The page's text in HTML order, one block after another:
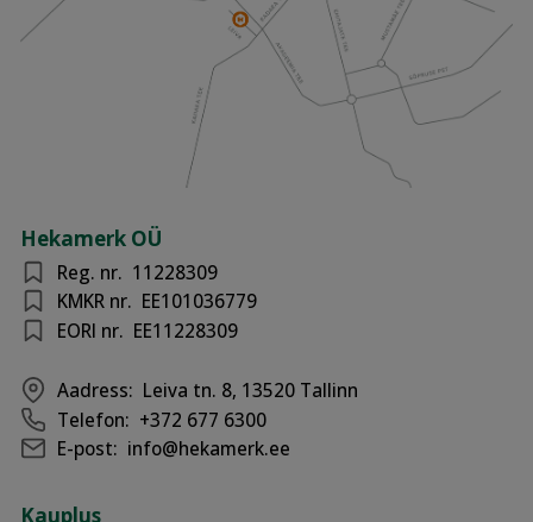
Hekamerk OÜ
Reg. nr. 11228309
KMKR nr. EE101036779
EORI nr. EE11228309
Aadress: Leiva tn. 8, 13520 Tallinn
Telefon: +372 677 6300
E-post: info@hekamerk.ee
Kauplus